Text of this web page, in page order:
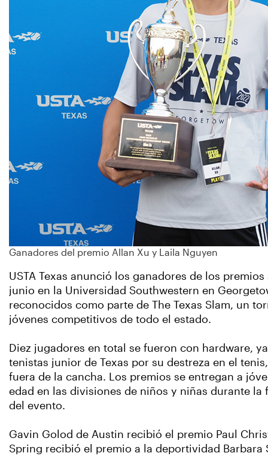
Ganadores del premio Allan Xu y Laila Nguyen
USTA Texas anunció los ganadores de los
junio en la Universidad Southwestern en
reconocidos como parte de The Texas Slam, un
jóvenes competitivos de todo el estado.
Diez jugadores en total se fueron con hardware,
tenistas junior de Texas por su destreza en el
fuera de la cancha. Los premios se entregan a
edad en las divisiones de niños y niñas durante
del evento.
Gavin Golod de Austin recibió el premio Paul
Spring recibió el premio a la deportividad